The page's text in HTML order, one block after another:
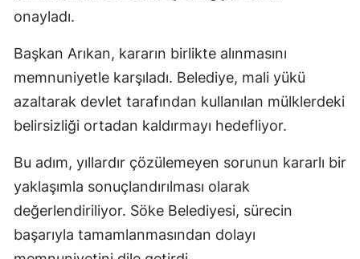
onayladı.
Başkan Arıkan, kararın birlikte alınmasını
memnuniyetle karşıladı. Belediye, mali yükü
azaltarak devlet tarafından kullanılan mülklerdeki
belirsizliği ortadan kaldırmayı hedefliyor.
Bu adım, yıllardır çözülemeyen sorunun kararlı bir
yaklaşımla sonuçlandırılması olarak
değerlendiriliyor. Söke Belediyesi, sürecin
başarıyla tamamlanmasından dolayı